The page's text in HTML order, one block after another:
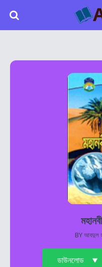
BYআবদুল
ডাউনলোড